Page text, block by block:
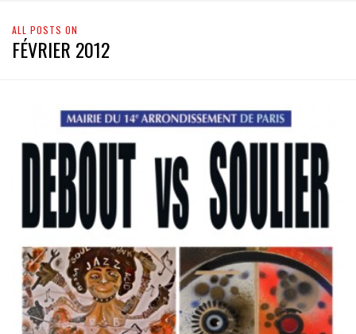
ALL POSTS ON
FÉVRIER 2012